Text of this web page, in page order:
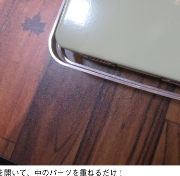
開いて、中のパーツを重ねるだけ！